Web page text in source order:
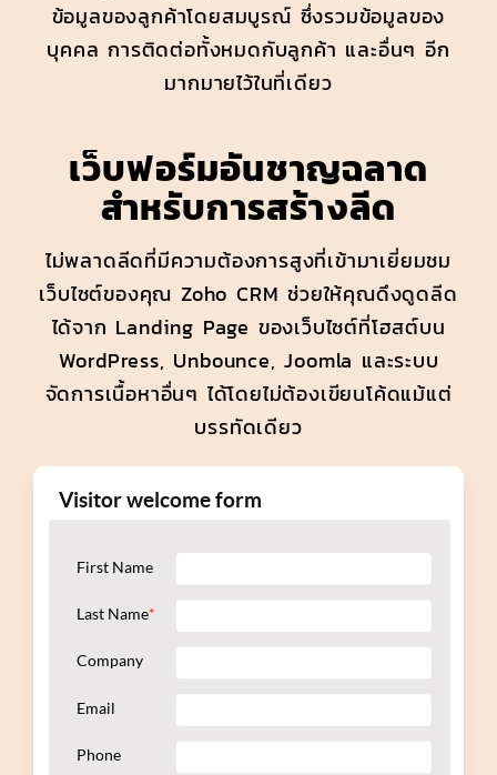
ข้อมูลของลูกค้าโดยสมบูรณ์ ซึ่งรวมข้อมูลของ
บุคคล การติดต่อทั้งหมดกับลูกค้า และอื่นๆ อีก
มากมายไว้ในที่เดียว
เว็บฟอร์มอันชาญฉลาด
สำหรับการสร้างลีด
ไม่พลาดลีดที่มีความต้องการสูงที่เข้ามาเยี่ยมชม
เว็บไซต์ของคุณ Zoho CRM ช่วยให้คุณดึงดูดลีด
ได้จาก Landing Page ของเว็บไซต์ที่โฮสต์บน
WordPress, Unbounce, Joomla และระบบ
จัดการเนื้อหาอื่นๆ ได้โดยไม่ต้องเขียนโค้ดแม้แต่
บรรทัดเดียว